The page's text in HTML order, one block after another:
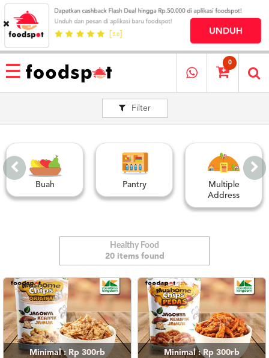
HOME
MENU
RESTAURANT
COMPANY
KATA
MEREKA
KATALOG
CATERERS
BLOG
TERMS
&
CONDITIONS
0
Filter
Buah Pantry
Multiple
Address
Healthy Food
20 items found
Minimal : Rp 300rb Minimal : Rp 300rb